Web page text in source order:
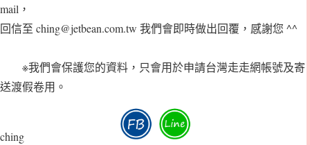
mail，
回信至 ching@jetbean.com.tw 我們會即時做出回覆，感謝您 ^^
※我們會保護您的資料，只會用於申請台灣走走網帳號及寄
送渡假卷用。
ching